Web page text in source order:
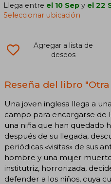
Llega entre el 10 Sep y el 22
Seleccionar ubicación
Agregar a lista de
deseos
Reseña del libro
Una joven inglesa llega a
campo para encargarse de
una niña que han quedado
después de su llegada,
periódicas «visitas» de sus
hombre y una mujer
institutriz, horrorizada,
defender a los niños, cuya